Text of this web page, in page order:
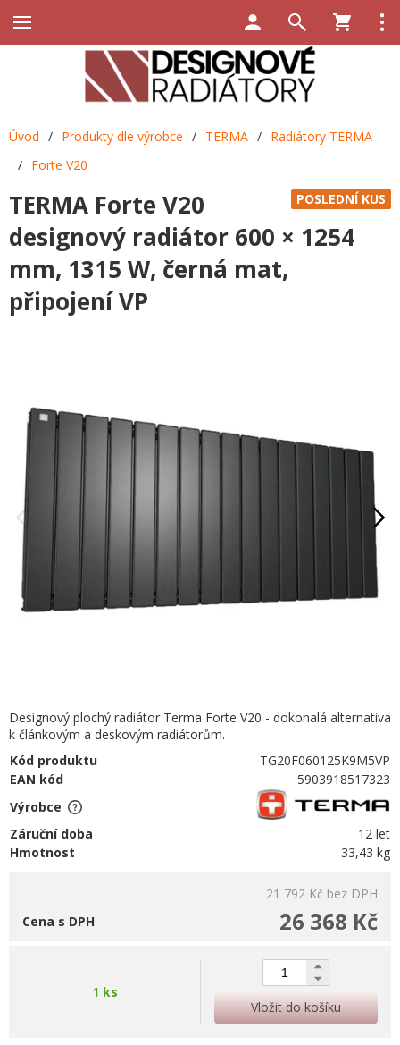
Úvod / Produkty dle výrobce / TERMA / Radiátory TERMA
/ Forte V20
POSLEDNÍ KUS
TERMA Forte V20
designový radiátor 600 × 1254
mm, 1315 W, černá mat,
připojení VP
Designový plochý radiátor Terma Forte V20 - dokonalá alternativa
k článkovým a deskovým radiátorům.
Kód produktu
TG20F060125K9M5VP
EAN kód
5903918517323
Výrobce
Záruční doba
12 let
Hmotnost
33,43 kg
21 792 Kč bez DPH
26 368 Kč
Cena s DPH
1 ks
Vložit do košíku